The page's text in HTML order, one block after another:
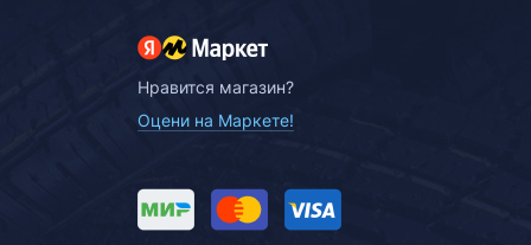
Нравится магазин?
Оцени на Маркете!